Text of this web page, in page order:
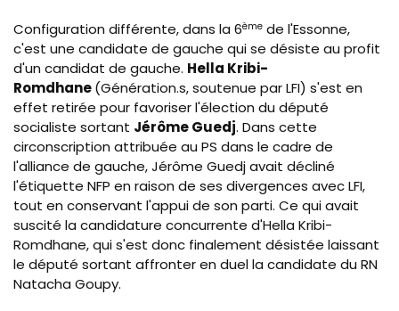
Configuration différente, dans la 6ème de l'Essonne,
c'est une candidate de gauche qui se désiste au profit
d'un candidat de gauche. Hella Kribi-
Romdhane(Génération.s, soutenue par LFI) s'est en
effet retirée pour favoriser l'élection du député
socialiste sortant Jérôme Guedj. Dans cette
circonscription attribuée au PS dans le cadre de
l'alliance de gauche, Jérôme Guedj avait décliné
l'étiquette NFP en raison de ses divergences avec LFI,
tout en conservant l'appui de son parti. Ce qui avait
suscité la candidature concurrente d'Hella Kribi-
Romdhane, qui s'est donc finalement désistée laissant
le député sortant affronter en duel la candidate du RN
Natacha Goupy.